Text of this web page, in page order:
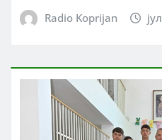
Radio Koprijan